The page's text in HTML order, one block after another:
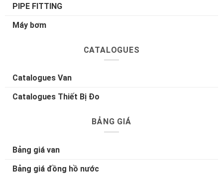
PIPE FITTING
Máy bơm
CATALOGUES
Catalogues Van
Catalogues Thiết Bị Đo
BẢNG GIÁ
Bảng giá van
Bảng giá đồng hồ nước